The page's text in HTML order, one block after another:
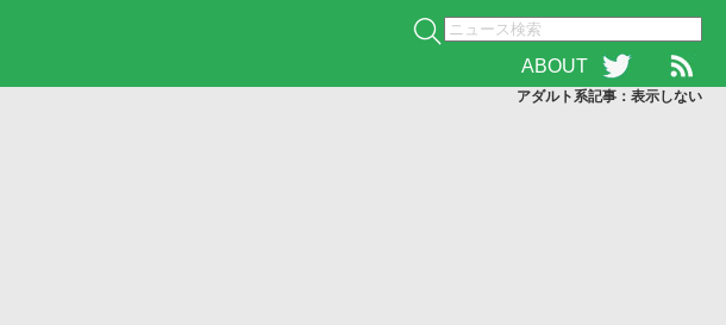
ABOUT
アダルト系記事：表示しない